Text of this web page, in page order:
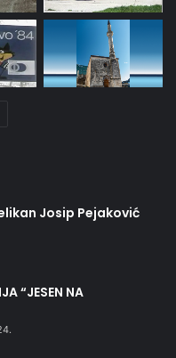
Josip Pejaković
“JESEN NA